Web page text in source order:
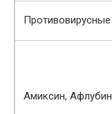
Противовирусные
Амиксин, Афлубин